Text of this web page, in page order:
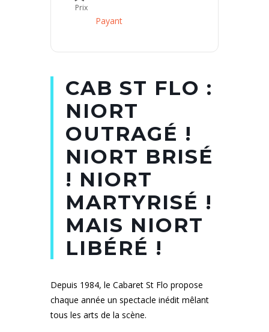
Prix
Payant
CAB ST FLO :
NIORT
OUTRAGÉ !
NIORT BRISÉ
! NIORT
MARTYRISÉ !
MAIS NIORT
LIBÉRÉ !
Depuis 1984, le Cabaret St Flo propose
chaque année un spectacle inédit mêlant
tous les arts de la scène.